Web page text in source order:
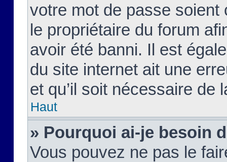
votre mot de passe soient
le propriétaire du forum
avoir été banni. Il est
du site internet ait une
et qu’il soit nécessaire de
Haut
» Pourquoi ai-je besoin
Vous pouvez ne pas le